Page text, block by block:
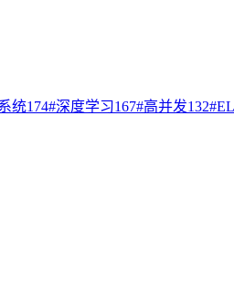
统174#深度学习167#高并发132#